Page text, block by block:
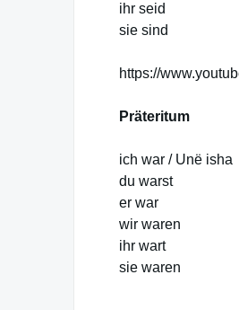
ihr seid
sie sind
https://
Präteritum
ich war / Unë isha
du warst
er war
wir waren
ihr wart
sie waren